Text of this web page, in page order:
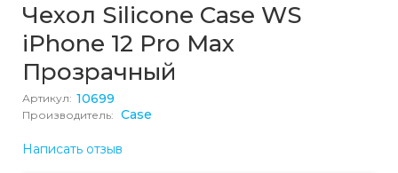
Чехол Silicone Case WS
iPhone 12 Pro Max
Прозрачный
Артикул: 10699
Производитель: Case
Написать отзыв